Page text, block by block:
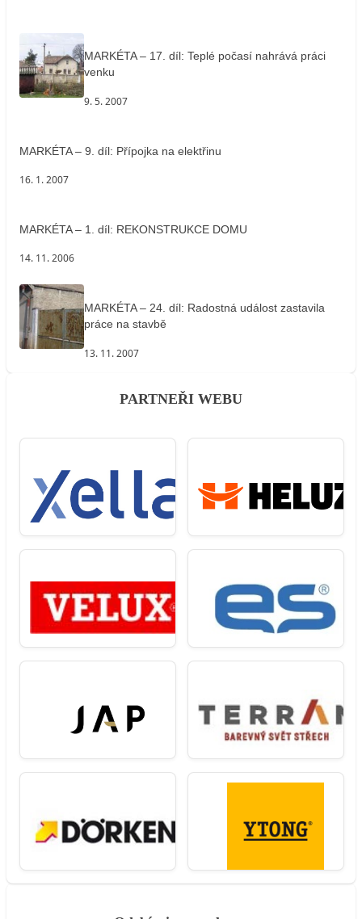
MARKÉTA – 17. díl: Teplé počasí nahrává práci
venku
9. 5. 2007
MARKÉTA – 9. díl: Přípojka na elektřinu
16. 1. 2007
MARKÉTA – 1. díl: REKONSTRUKCE DOMU
14. 11. 2006
MARKÉTA – 24. díl: Radostná událost zastavila
práce na stavbě
13. 11. 2007
PARTNEŘI WEBU